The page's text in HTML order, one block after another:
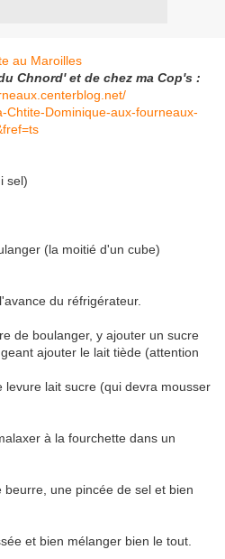
Chnord' et de chez ma Cop's :
Chtite-Dominique-aux-fourneaux-
sel)
(la moitié d'un cube)
du réfrigérateur.
de boulanger, y ajouter un sucre
ajouter le lait tiède (attention
levure lait sucre (qui devra mousser
à la fourchette dans un
une pincée de sel et bien
et bien mélanger bien le tout.